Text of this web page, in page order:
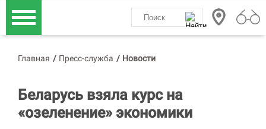
Главная / Пресс-служба / Новости
Беларусь взяла курс на
«озеленение» экономики